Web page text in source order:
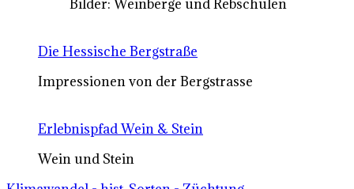
Bilder: Weinberge und Rebschulen
Die Hessische Bergstraße
Impressionen von der Bergstrasse
Erlebnispfad Wein & Stein
Wein und Stein